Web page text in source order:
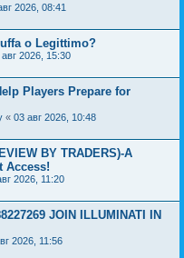
2026, 08:41
o Legittimo?
2026, 15:30
Players Prepare for
« 03 авг 2026, 10:48
BY TRADERS)-A
Access!
2026, 11:20
JOIN ILLUMINATI IN
2026, 11:56